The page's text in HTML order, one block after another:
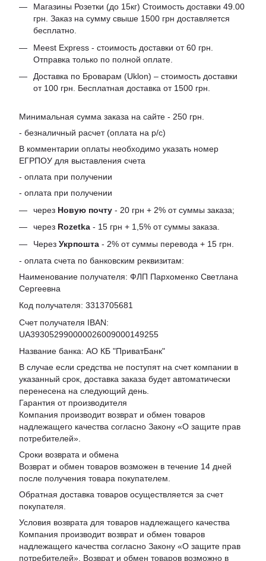
Магазины Розетки (до 15кг) Стоимость доставки 49.00
грн. Заказ на сумму свыше 1500 грн доставляется
бесплатно.
Meest Express - стоимость доставки от 60 грн.
Отправка только по полной оплате.
Доставка по Броварам (Uklon) – стоимость доставки
от 100 грн. Бесплатная доставка от 1500 грн.
Минимальная сумма заказа на сайте - 250 грн.
- безналичный расчет (оплата на р/с)
В комментарии оплаты необходимо указать номер
ЕГРПОУ для выставления счета
- оплата при получении
- оплата при получении
через Новую почту - 20 грн + 2% от суммы заказа;
через Rozetka - 15 грн + 1,5% от суммы заказа.
Через Укрпошта - 2% от суммы перевода + 15 грн.
- оплата счета по банковским реквизитам:
Наименование получателя: ФЛП Пархоменко Светлана
Сергеевна
Код получателя: 3313705681
Счет получателя IBAN:
UA393052990000026009000149255
Название банка: АО КБ "ПриватБанк"
В случае если средства не поступят на счет компании в
указанный срок, доставка заказа будет автоматически
перенесена на следующий день.
Гарантия от производителя
Компания производит возврат и обмен товаров
надлежащего качества согласно Закону «О защите прав
потребителей».
Сроки возврата и обмена
Возврат и обмен товаров возможен в течение 14 дней
после получения товара покупателем.
Обратная доставка товаров осуществляется за счет
покупателя.
Условия возврата для товаров надлежащего качества
Компания производит возврат и обмен товаров
надлежащего качества согласно Закону «О защите прав
потребителей». Возврат и обмен товаров возможно в